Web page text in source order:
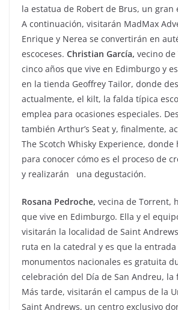
la estatua de Robert de Brus, un
A continuación, visitarán MadMax
Enrique y Nerea se convertirán en
escoceses. Christian García, vecino de
cinco años que vive en Edimburgo y
en la tienda Geoffrey Tailor, donde
actualmente, el kilt, la falda típica
emplea para ocasiones especiales.
también Arthur’s Seat y, finalmente,
The Scotch Whisky Experience,
para conocer cómo es el proceso de
y realizarán una degustación.
Rosana Pedroche, vecina de Torrent,
que vive en Edimburgo. Ella y el
visitarán la localidad de Saint
ruta en la catedral y es que la entrada
monumentos nacionales es gratuita
celebración del Día de San Andreu, la
Más tarde, visitarán el campus de la
Saint Andrews, un centro exclusivo